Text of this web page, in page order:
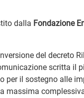
dalla Fondazione
del decreto
scritta il
il sostegno alle
massima